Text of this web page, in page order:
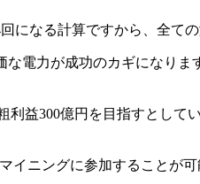
になる計算ですから、全て
電力が成功のカギになり
益300億円を目指すとし
ニングに参加することが